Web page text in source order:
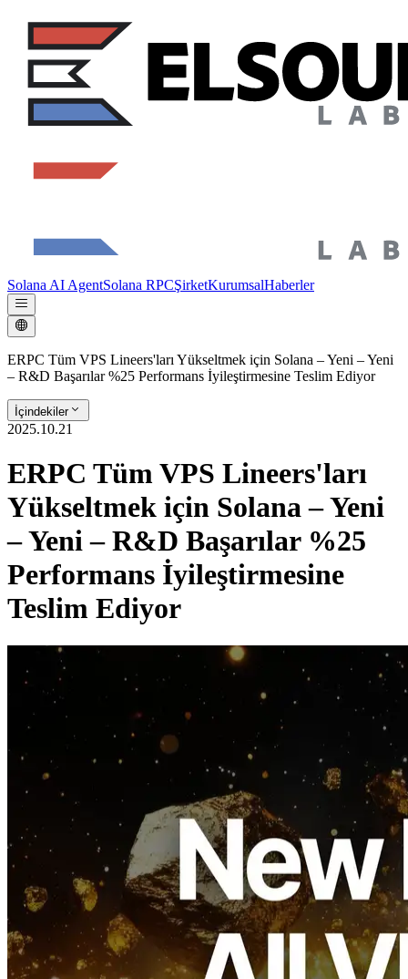
Solana AI AgentSolana RPCŞirketKurumsalHaberler
ERPC Tüm VPS Lineers'ları Yükseltmek için Solana – Yeni – Yeni
– R&D Başarılar %25 Performans İyileştirmesine Teslim Ediyor
İçindekiler
2025.10.21
ERPC Tüm VPS Lineers'ları
Yükseltmek için Solana – Yeni
– Yeni – R&D Başarılar %25
Performans İyileştirmesine
Teslim Ediyor
ELSOUL LABO B.V. (Head merkezler: AmsterdamHollanda;
CEO: Fumitake Kawasaki) ve Validators DAO Bunu açıkladılar ki,
ERPC Tüm VPS ürün hatları boyunca büyük ölçekli bir
yükseltmeye başlayacak SolanaYeni araştırma ve geliştirme
başarılarını yansıtacak.
Bu gelişmelerle, tüm modeller% 25 performans artışına ulaşmak
bekleniyor.